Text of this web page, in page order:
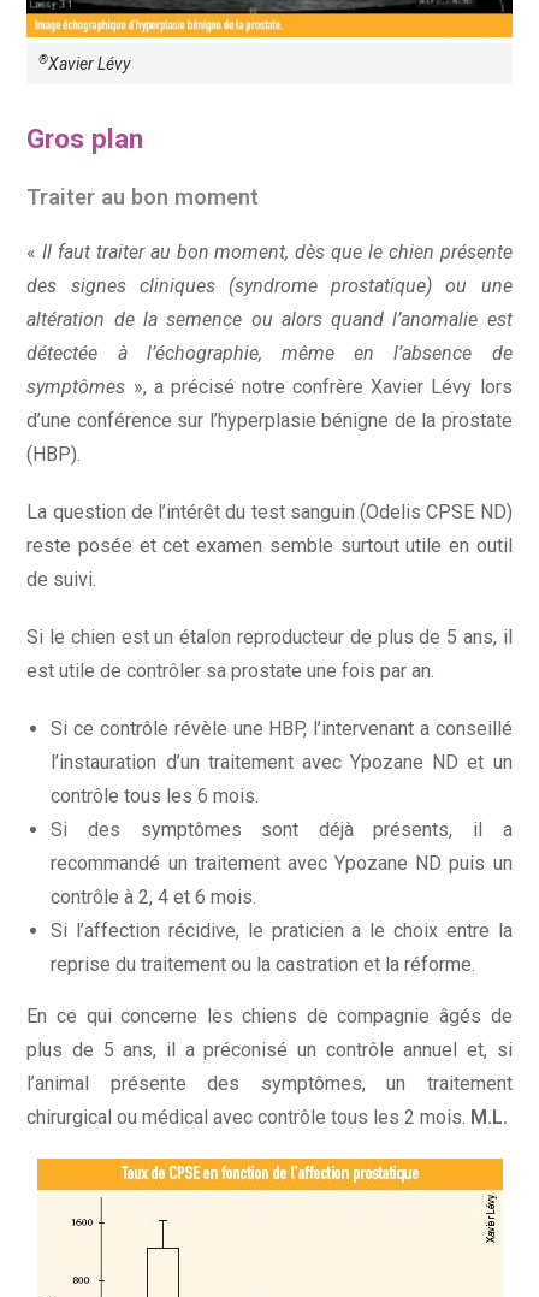
®Xavier Lévy
Gros plan
Traiter au bon moment
«Il faut traiter au bon moment,dès que le chien présente
des signes cliniques (syndrome prostatique) ou une
altération de la semence ou alors quand l’anomalie est
détectée à l’échographie, même en l’absence de
symptômes », a précisé notre confrère Xavier Lévy lors
d’une conférence sur l’hyperplasie bénigne de la prostate
(HBP).
La question de l’intérêt du test sanguin (Odelis CPSE ND)
reste posée et cet examen semble surtout utile en outil
de suivi.
Si le chien est un étalon reproducteur de plus de 5 ans, il
est utile de contrôler sa prostate une fois par an.
Si ce contrôle révèle une HBP, l’intervenant a conseillé
l’instauration d’un traitement avec Ypozane ND et un
contrôle tous les 6 mois.
Si des symptômes sont déjà présents, il a
recommandé un traitement avec Ypozane ND puis un
contrôle à 2, 4 et 6 mois.
Si l’affection récidive, le praticien a le choix entre la
reprise du traitement ou la castration et la réforme.
En ce qui concerne les chiens de compagnie âgés de
plus de 5 ans, il a préconisé un contrôle annuel et, si
l’animal présente des symptômes, un traitement
chirurgical ou médical avec contrôle tous les 2 mois. M.L.